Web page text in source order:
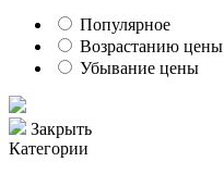
Популярное
Возрастанию цены
Убывание цены
Закрыть
Категории